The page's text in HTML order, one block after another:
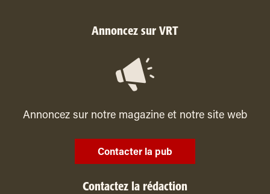
Annoncez sur VRT
Annoncez sur notre magazine et notre site web
Contacter la pub
Contactez la rédaction